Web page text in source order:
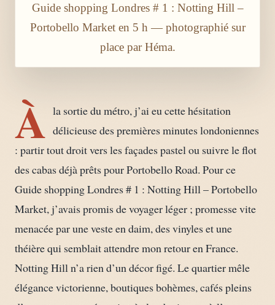
Guide shopping Londres # 1 : Notting Hill –
Portobello Market en 5 h — photographié sur
place par Héma.
À la sortie du métro, j’ai eu cette hésitation
délicieuse des premières minutes londoniennes
: partir tout droit vers les façades pastel ou suivre le flot
des cabas déjà prêts pour Portobello Road. Pour ce
Guide shopping Londres # 1 : Notting Hill – Portobello
Market, j’avais promis de voyager léger ; promesse vite
menacée par une veste en daim, des vinyles et une
théière qui semblait attendre mon retour en France.
Notting Hill n’a rien d’un décor figé. Le quartier mêle
élégance victorienne, boutiques bohèmes, cafés pleins